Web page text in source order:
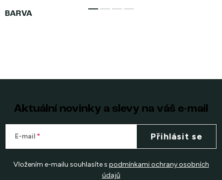
Aktuální novinky a slevy na váš e-mail
E-mail
Vložením e-mailu souhlasíte s podmínkami ochrany osobních
údajů
Přihlásit se